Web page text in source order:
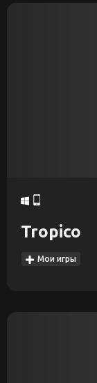
Tropico
Мои игры